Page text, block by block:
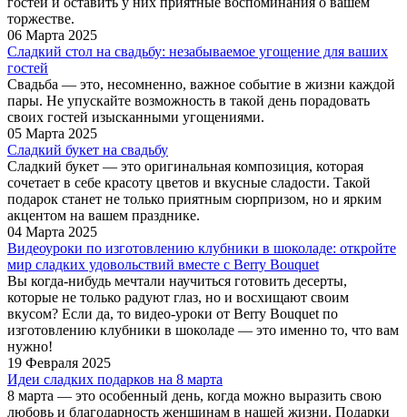
торжестве.
06 Марта 2025
Сладкий стол на свадьбу: незабываемое угощение для ваших
гостей
Свадьба — это, несомненно, важное событие в жизни каждой
пары. Не упускайте возможность в такой день порадовать
своих гостей изысканными угощениями.
05 Марта 2025
Сладкий букет на свадьбу
Сладкий букет — это оригинальная композиция, которая
сочетает в себе красоту цветов и вкусные сладости. Такой
подарок станет не только приятным сюрпризом, но и ярким
акцентом на вашем празднике.
04 Марта 2025
Видеоуроки по изготовлению клубники в шоколаде: откройте
мир сладких удовольствий вместе с Berry Bouquet
Вы когда-нибудь мечтали научиться готовить десерты,
которые не только радуют глаз, но и восхищают своим
вкусом? Если да, то видео-уроки от Berry Bouquet по
изготовлению клубники в шоколаде — это именно то, что вам
нужно!
19 Февраля 2025
Идеи сладких подарков на 8 марта
8 марта — это особенный день, когда можно выразить свою
любовь и благодарность женщинам в нашей жизни. Подарки